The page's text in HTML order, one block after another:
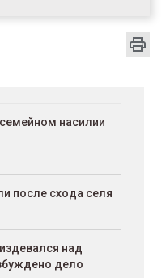
насилии
после схода селя
над
дело